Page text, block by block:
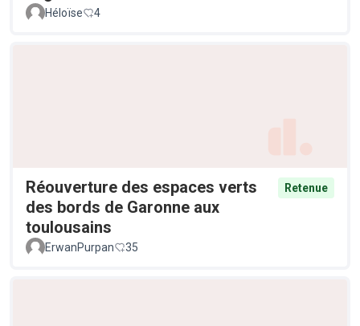
Héloïse 4
Réouverture des espaces verts
des bords de Garonne aux
toulousains
Retenue
ErwanPurpan 35